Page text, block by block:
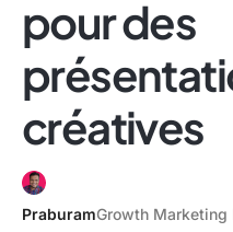
pour des
créatives
PraburamGrowth Marketing